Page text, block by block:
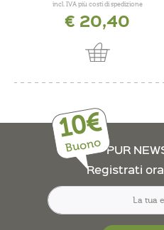
incl. IVA più costi di spedizione
€ 20,40
10€
Buono PUR
Registrati